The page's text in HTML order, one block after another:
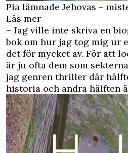
Pia lämnade Jehovas –
Läs mer
– Jag ville inte skriva en
bok om hur jag tog mig ur
det för mycket av. För att
är ju ofta dem som
jag genren thriller där
historia och andra hälften